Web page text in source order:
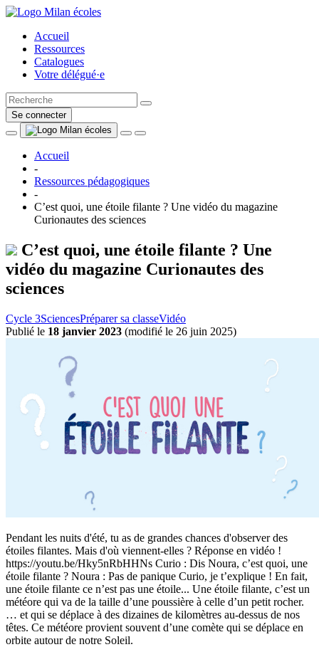
Accueil
Ressources
Catalogues
Votre délégué·e
Se connecter
Accueil
-
Ressources pédagogiques
-
C’est quoi, une étoile filante ? Une vidéo du magazine
Curionautes des sciences
C’est quoi, une étoile filante ? Une
vidéo du magazine Curionautes des
sciences
Cycle 3SciencesPréparer sa classeVidéo
Publié le 18 janvier 2023 (modifié le 26 juin 2025)
Pendant les nuits d'été, tu as de grandes chances d'observer des
étoiles filantes. Mais d'où viennent-elles ? Réponse en vidéo !
https://youtu.be/Hky5nRbHHNs Curio : Dis Noura, c’est quoi, une
étoile filante ? Noura : Pas de panique Curio, je t’explique ! En fait,
une étoile filante ce n’est pas une étoile... Une étoile filante, c’est un
météore qui va de la taille d’une poussière à celle d’un petit rocher.
… et qui se déplace à des dizaines de kilomètres au-dessus de nos
têtes. Ce météore provient souvent d’une comète qui se déplace en
orbite autour de notre Soleil.